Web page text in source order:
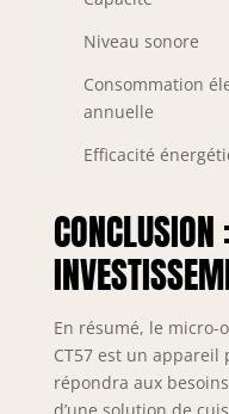
Niveau sonore
Consommation
annuelle
Efficacité
CONCLUSION
En résumé, le micro-
CT57 est un
répondra aux